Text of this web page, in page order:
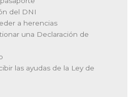
del DNI
a herencias
una Declaración de
las ayudas de la Ley de